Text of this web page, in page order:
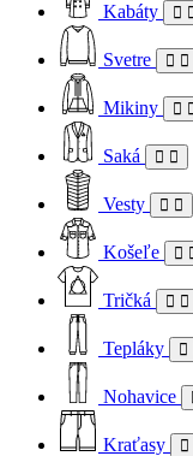
Kabáty
Svetre
Mikiny
Saká
Vesty
Košeľe
Tričká
Tepláky
Nohavice
Kraťasy